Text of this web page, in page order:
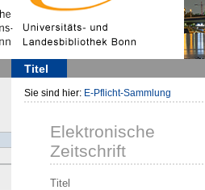
Titel
Sie sind hier: E-Pflicht-Sammlung
Elektronische
Zeitschrift
Titel